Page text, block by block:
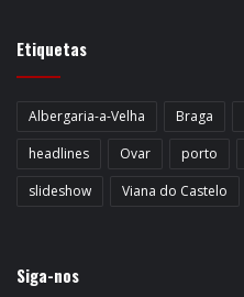
Etiquetas
Albergaria-a-Velha Braga
headlines
Ovar porto
slideshow
Viana do Castelo
Siga-nos